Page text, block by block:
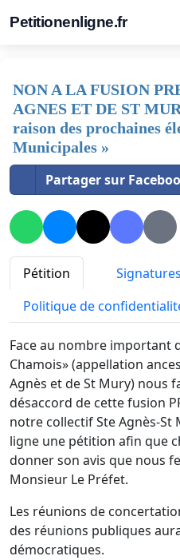
Petitionenligne.fr
NON A LA FUSION
AGNES ET DE ST
raison des prochaines
Municipales »
Partager sur
Pétition Signatures
Politique de
Face au nombre important
Chamois» (appellation
Agnès et de St Mury) nous
désaccord de cette fusion
notre collectif Ste Agnès-St
ligne une pétition afin que
donner son avis que nous
Monsieur Le Préfet.
Les réunions de
des réunions publiques
démocratiques.